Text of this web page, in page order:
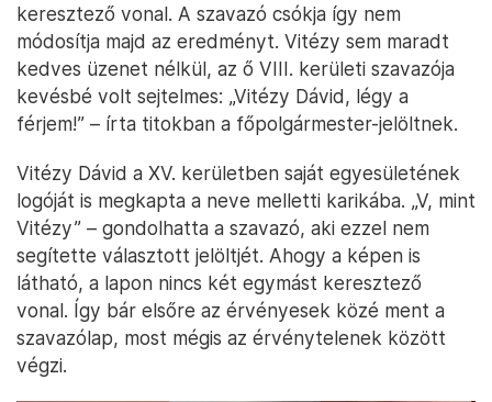
keresztező vonal. A szavazó csókja így nem
módosítja majd az eredményt. Vitézy sem maradt
kedves üzenet nélkül, az ő VIII. kerületi szavazója
kevésbé volt sejtelmes: „Vitézy Dávid, légy a
férjem!” – írta titokban a főpolgármester-jelöltnek.
Vitézy Dávid a XV. kerületben saját egyesületének
logóját is megkapta a neve melletti karikába. „V, mint
Vitézy” – gondolhatta a szavazó, aki ezzel nem
segítette választott jelöltjét. Ahogy a képen is
látható, a lapon nincs két egymást keresztező
vonal. Így bár elsőre az érvényesek közé ment a
szavazólap, most mégis az érvénytelenek között
végzi.